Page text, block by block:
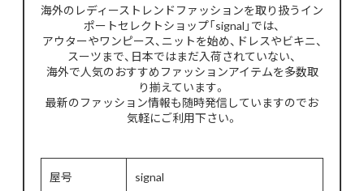
海外のレディーストレンドファッションを取り扱うイン
ポートセレクトショップ「signal」では、
アウターやワンピース、ニットを始め、ドレスやビキニ、
スーツまで、日本ではまだ入荷されていない、
海外で人気のおすすめファッションアイテムを多数取
り揃えています。
最新のファッション情報も随時発信していますのでお
気軽にご利用下さい。
屋号 signal